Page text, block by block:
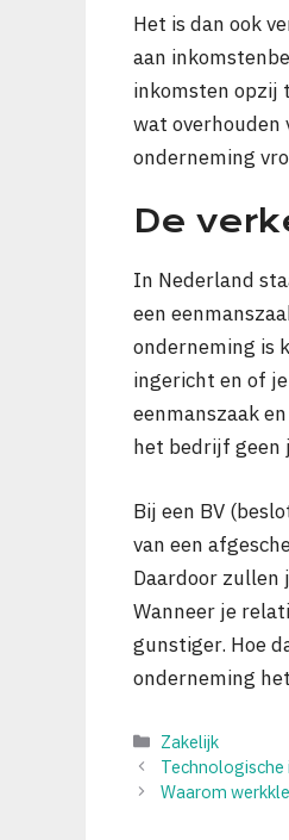
Het is dan ook
aan
inkomsten opzij
wat overhouden
onderneming
De
In Nederland
een
onderneming is
ingericht en of
eenmanszaak
het bedrijf geen
Bij een BV
van een
Daardoor zullen
Wanneer je
gunstiger. Hoe
onderneming
Categorieën
Zakelijk
Waarom